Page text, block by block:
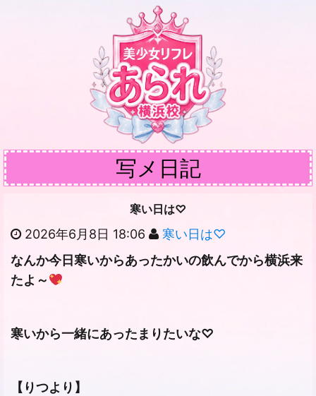
写メ日記
寒い日は♡
2026年6月8日 18:06
寒い日は♡
なんか今日寒いからあったかいの飲んでから横浜来
たよ～
寒いから一緒にあったまりたいな♡
【りつより】